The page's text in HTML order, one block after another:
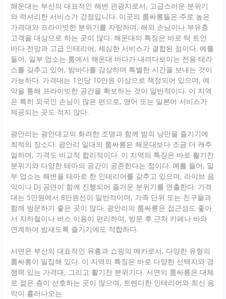
해운대는 부산의 대표적인 해변 관광지로서, 고급스러운 분위기
와 럭셔리한 서비스가 강점입니다. 이곳의 룸싸롱들은 주로 높은
가격대와 프라이빗한 분위기를 자랑하며, 해외 손님이나 부유층
고객을 대상으로 하는 곳이 많다. 해운대의 특징은 바로 탁 트인
바다 전망과 고급 인테리어, 세심한 서비스가 결합된 점이다. 예를
들어, 일부 업소는 룸에서 해운대 바다가 내려다보이는 전용 테라
스를 갖추고 있어, 밤바다를 감상하며 특별한 시간을 보내는 것이
가능하다. 가격대는 1인당 10만원 이상으로 책정되어 있으며, 예
약을 통해 프라이빗한 공간을 확보하는 것이 일반적이다. 이 지역
은 특히 외국인 손님이 많은 편으로, 영어 또는 일본어 서비스가
제공되는 곳도 적지 않다.
광안리는 광안대교의 화려한 조명과 함께 밤의 낭만을 즐기기에
최적의 장소다. 광안리 일대의 룸싸롱은 해운대보다 조금 더 캐주
얼하며, 가격도 비교적 합리적이다. 이 지역의 특징은 바로 활기찬
분위기와 다양한 테마의 공간이 공존한다는 점이다. 예를 들어, 일
부 업소는 해변을 테마로 한 인테리어를 갖추고 있으며, 라이브 음
악이나 DJ 공연이 함께 진행되어 즐거운 분위기를 연출한다. 가격
대는 5만원에서 8만원선이 일반적이며, 가족 단위 또는 친구들과
함께 방문하기 좋은 곳이 많다. 광안리의 룸싸롱은 접근성도 좋아
서 지하철이나 버스 이용이 편리하며, 방문 후 근처 카페나 바와
연계하여 밤새도록 즐기기에도 적합하다.
서면은 부산의 대표적인 유흥과 쇼핑의 메카로서, 다양한 유형의
룸싸롱이 밀집해 있다. 이 지역의 특징은 바로 다양한 선택지와 경
쟁력 있는 가격대, 그리고 활기찬 분위기다. 서면의 룸싸롱은 대체
로 젊은 층이 선호하는 곳이 많으며, 트렌디한 인테리어와 최신 음
악이 흘러나오는